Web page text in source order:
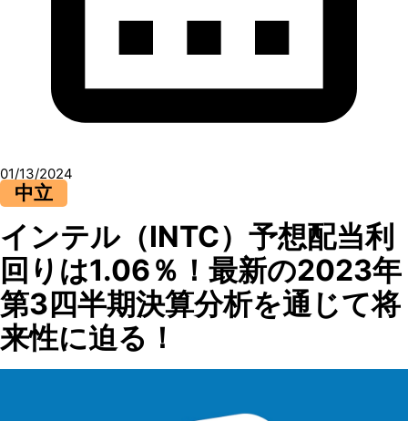
01/13/2024
中立
インテル（INTC）予想配当利
回りは1.06％！最新の2023年
第3四半期決算分析を通じて将
来性に迫る！